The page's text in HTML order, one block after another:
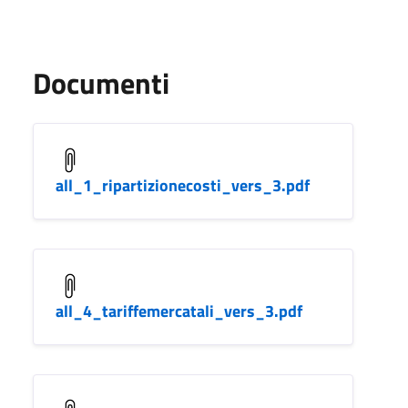
Documenti
all_1_ripartizionecosti_vers_3.pdf
all_4_tariffemercatali_vers_3.pdf